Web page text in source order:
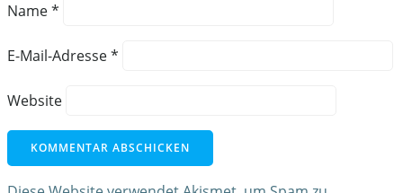
Name*
E-Mail-Adresse*
Website